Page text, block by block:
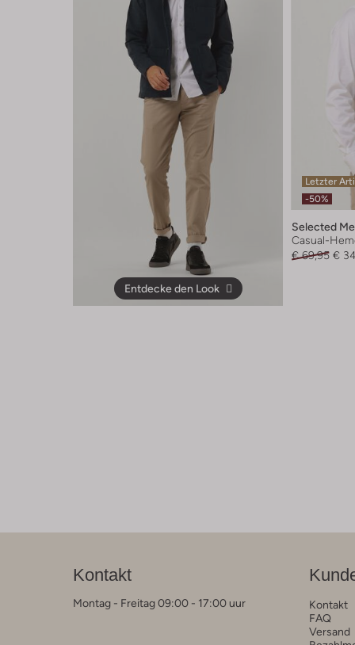
Entdecke den Look
Letzter
-50%
Selected
Casual-
€ 69,95 €
Kontakt
Montag - Freitag 09:00 - 17:00 uur
Kontakt
FAQ
Versand